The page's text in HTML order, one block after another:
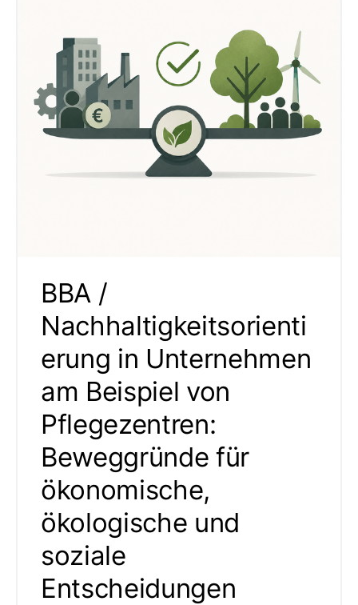
BBA /
Nachhaltigkeitsorienti
erung in Unternehmen
am Beispiel von
Pflegezentren:
Beweggründe für
ökonomische,
ökologische und
soziale
Entscheidungen